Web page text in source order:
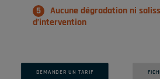
Aucune dégradation ni
d’intervention
DEMANDER UN TARIF